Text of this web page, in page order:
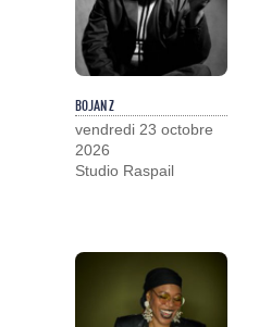
BOJAN Z
vendredi 23 octobre
2026
Studio Raspail